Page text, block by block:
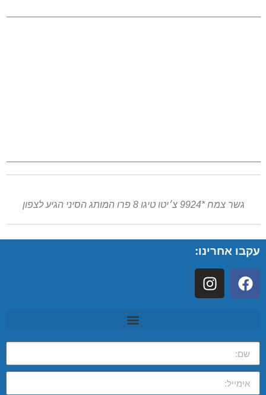
גשר צמח *9924 צ׳יטו טיגו 8 פרו המותג הסיני הגיע לצפון
עקבו אחרינו: